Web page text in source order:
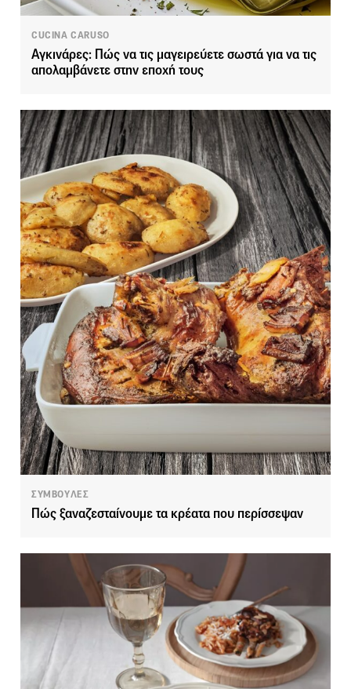
CUCINA CARUSO
Αγκινάρες: Πώς να τις μαγειρεύετε σωστά για να τις
απολαμβάνετε στην εποχή τους
ΣΥΜΒΟΥΛΕΣ
Πώς ξαναζεσταίνουμε τα κρέατα που περίσσεψαν